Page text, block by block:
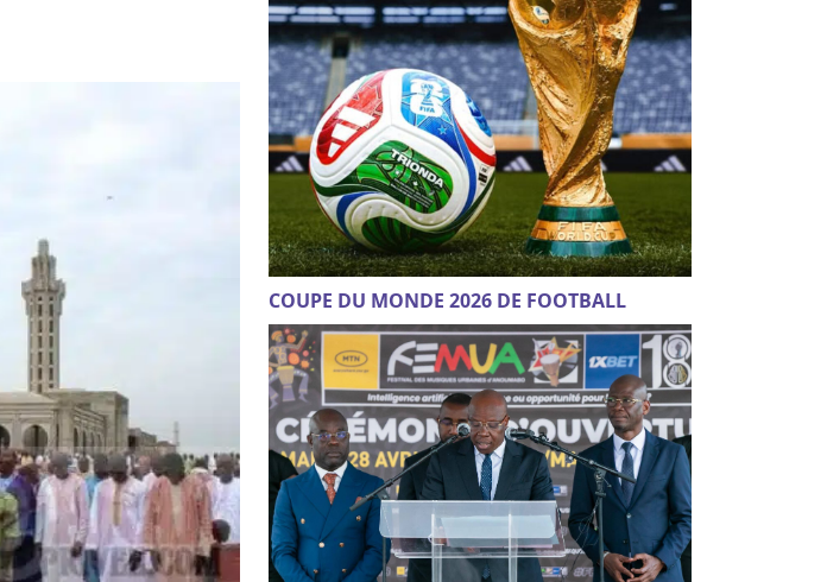
COUPE DU MONDE 2026 DE FOOTBALL